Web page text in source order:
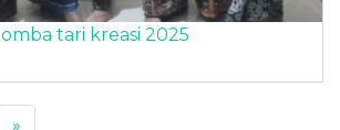
lomba tari kreasi 2025
»